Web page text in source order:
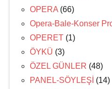
OPERA (66)
Opera-Bale-Konser
OPERET (1)
ÖYKÜ (3)
ÖZEL GÜNLER (48)
PANEL-SÖYLEŞİ (14)